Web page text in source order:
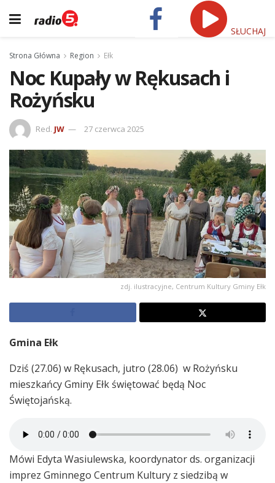
SŁUCHAJ
Strona Główna Region Ełk
Noc Kupały w Rękusach i
Rożyńsku
Red. JW 27 czerwca 2025
zdj. ilustracyjne, Centrum Kultury Gminy Ełk
Gmina Ełk
Dziś (27.06) w Rękusach, jutro (28.06) w Rożyńsku
mieszkańcy Gminy Ełk świętować będą Noc
Świętojańską.
Mówi Edyta Wasiulewska, koordynator ds. organizacji
imprez Gminnego Centrum Kultury z siedzibą w